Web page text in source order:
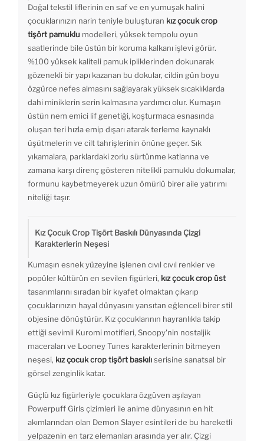
Doğal tekstil liflerinin en saf ve en yumuşak halini
çocuklarınızın narin teniyle buluşturan kız çocuk crop
tişört pamuklu modelleri, yüksek tempolu oyun
saatlerinde bile üstün bir koruma kalkanı işlevi görür.
%100 yüksek kaliteli pamuk ipliklerinden dokunarak
gözenekli bir yapı kazanan bu dokular, cildin gün boyu
özgürce nefes almasını sağlayarak yüksek sıcaklıklarda
dahi miniklerin serin kalmasına yardımcı olur. Kumaşın
üstün nem emici lif genetiği, koşturmaca esnasında
oluşan teri hızla emip dışarı atarak terleme kaynaklı
üşütmelerin ve cilt tahrişlerinin önüne geçer. Sık
yıkamalara, parklardaki zorlu sürtünme katlarına ve
zamana karşı direnç gösteren nitelikli pamuklu dokumalar,
formunu kaybetmeyerek uzun ömürlü birer aile yatırımı
niteliği taşır.
Kız Çocuk Crop Tişört Baskılı Dünyasında Çizgi
Karakterlerin Neşesi
Kumaşın esnek yüzeyine işlenen cıvıl cıvıl renkler ve
popüler kültürün en sevilen figürleri, kız çocuk crop üst
tasarımlarını sıradan bir kıyafet olmaktan çıkarıp
çocuklarınızın hayal dünyasını yansıtan eğlenceli birer stil
objesine dönüştürür. Kız çocuklarının hayranlıkla takip
ettiği sevimli Kuromi motifleri, Snoopy'nin nostaljik
maceraları ve Looney Tunes karakterlerinin bitmeyen
neşesi, kız çocuk crop tişört baskılıserisine sanatsal bir
görsel zenginlik katar.
Güçlü kız figürleriyle çocuklara özgüven aşılayan
Powerpuff Girls çizimleri ile anime dünyasının en hit
akımlarından olan Demon Slayer esintileri de bu hareketli
yelpazenin en tarz elemanları arasında yer alır. Çizgi